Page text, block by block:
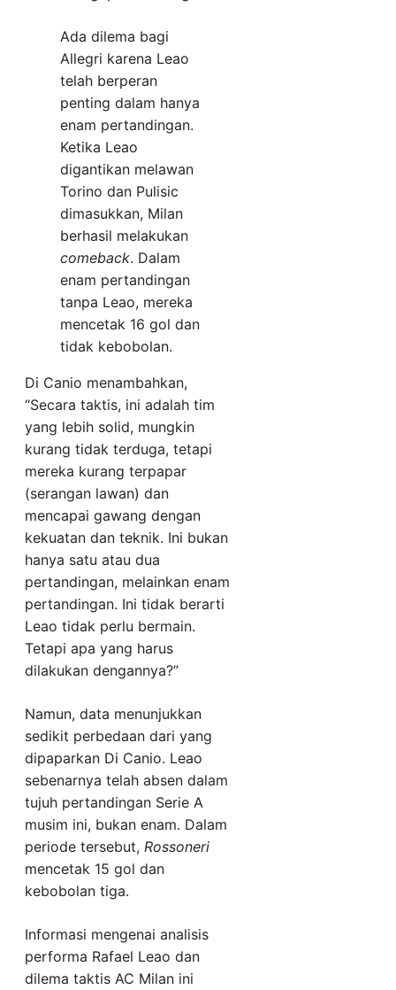
Ada dilema bagi
Allegri karena Leao
telah berperan
penting dalam hanya
enam pertandingan.
Ketika Leao
digantikan melawan
Torino dan Pulisic
dimasukkan, Milan
berhasil melakukan
comeback. Dalam
enam pertandingan
tanpa Leao, mereka
mencetak 16 gol dan
tidak kebobolan.
Di Canio menambahkan,
“Secara taktis, ini adalah tim
yang lebih solid, mungkin
kurang tidak terduga, tetapi
mereka kurang terpapar
(serangan lawan) dan
mencapai gawang dengan
kekuatan dan teknik. Ini bukan
hanya satu atau dua
pertandingan, melainkan enam
pertandingan. Ini tidak berarti
Leao tidak perlu bermain.
Tetapi apa yang harus
dilakukan dengannya?”
Namun, data menunjukkan
sedikit perbedaan dari yang
dipaparkan Di Canio. Leao
sebenarnya telah absen dalam
tujuh pertandingan Serie A
musim ini, bukan enam. Dalam
periode tersebut, Rossoneri
mencetak 15 gol dan
kebobolan tiga.
Informasi mengenai analisis
performa Rafael Leao dan
dilema taktis AC Milan ini